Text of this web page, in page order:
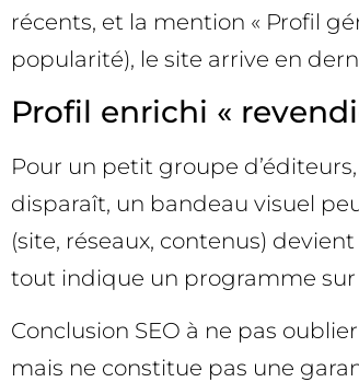
récents, et la mention « Profil
popularité), le site arrive en
Profil enrichi «
Pour un petit groupe
disparaît, un bandeau visuel
(site, réseaux, contenus)
tout indique un programme
Conclusion SEO à ne pas
mais ne constitue pas une